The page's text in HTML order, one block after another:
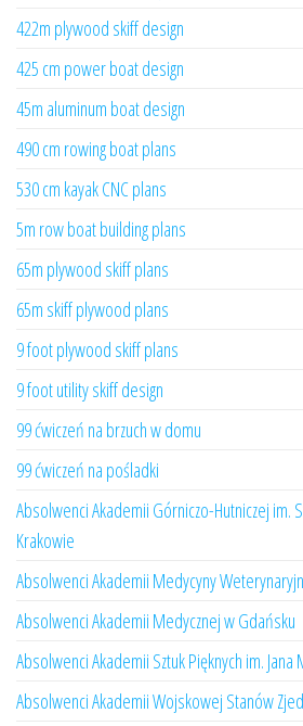
422m plywood skiff design
425 cm power boat design
45m aluminum boat design
490 cm rowing boat plans
530 cm kayak CNC plans
5m row boat building plans
65m plywood skiff plans
65m skiff plywood plans
9 foot plywood skiff plans
9 foot utility skiff design
99 ćwiczeń na brzuch w domu
99 ćwiczeń na pośladki
Absolwenci Akademii Górniczo-Hutniczej im.
Krakowie
Absolwenci Akademii Medycyny
Absolwenci Akademii Medycznej w Gdańsku
Absolwenci Akademii Sztuk Pięknych im.
Absolwenci Akademii Wojskowej Stanów